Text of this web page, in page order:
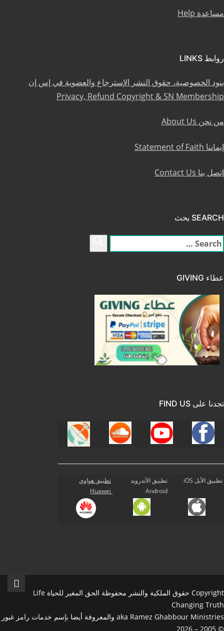
مساعدة Help
روابط LINKS
بنود الخصوصية، حقوق النشر الإسترجاع والعضوية في إس إن
Privacy, Refund Copyright & SN Membership
من نحن About Us
إيماننا Statement of Faith
إتصل بنا Contact Us
SEARCH بحث
البحث
عن:
عطاء GIVING
تجدنا على FIND US
تطبيق الأبل iOS
تطبيق الأندرويد
Android
تطبيق هواوي
Copyright حقوق الملكية والنشر محفوظة الحق المغير للحياة Life
Changing Truth
aka Ramez Ghabbour Ministries والمعروفة أيضا بإسم خدمات رامز غبور
© 2005 – 2026